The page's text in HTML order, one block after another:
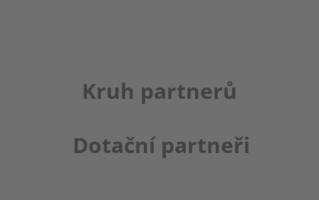
Kruh partnerů
Dotační partneři